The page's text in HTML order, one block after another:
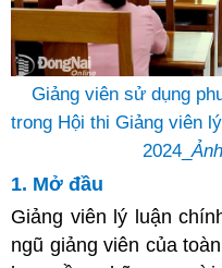
Giảng viên sử dụng
trong Hội thi Giảng viên
2024_
1. Mở đầu
Giảng viên lý luận
ngũ giảng viên của